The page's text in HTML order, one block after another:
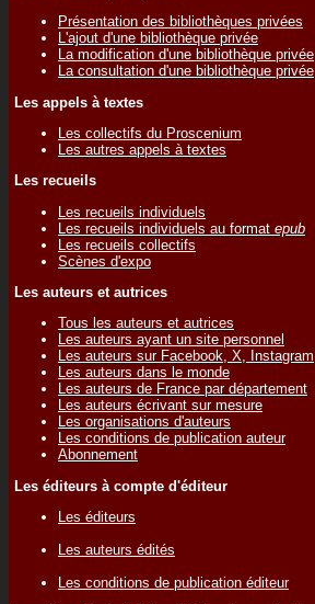
Présentation des bibliothèques privées
L'ajout d'une bibliothèque privée
La modification d'une bibliothèque privée
La consultation d'une bibliothèque privée
Les appels à textes
Les collectifs du Proscenium
Les autres appels à textes
Les recueils
Les recueils individuels
Les recueils individuels au format epub
Les recueils collectifs
Scènes d'expo
Les auteurs et autrices
Tous les auteurs et autrices
Les auteurs ayant un site personnel
Les auteurs sur Facebook, X, Instagram
Les auteurs dans le monde
Les auteurs de France par département
Les auteurs écrivant sur mesure
Les organisations d'auteurs
Les conditions de publication auteur
Abonnement
Les éditeurs à compte d'éditeur
Les éditeurs
Les auteurs édités
Les conditions de publication éditeur